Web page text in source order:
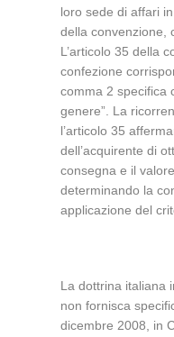
loro sede di affari
della convenzione,
L’articolo 35 della
confezione
comma 2 specifica
genere”. La
l’articolo 35
dell’acquirente di
consegna e il
determinando la
applicazione del
La dottrina italiana
non fornisca
dicembre 2008, in